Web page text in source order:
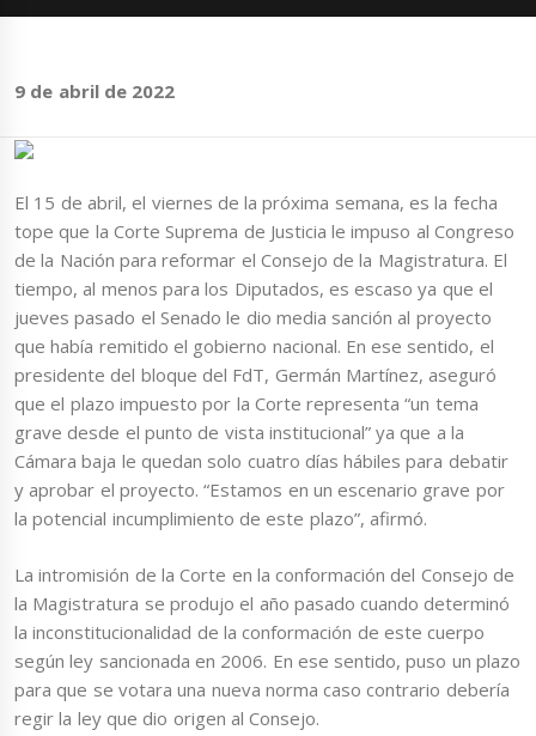
9 de abril de 2022
El 15 de abril, el viernes de la próxima semana, es la fecha
tope que la Corte Suprema de Justicia le impuso al Congreso
de la Nación para reformar el Consejo de la Magistratura. El
tiempo, al menos para los Diputados, es escaso ya que el
jueves pasado el Senado le dio media sanción al proyecto
que había remitido el gobierno nacional. En ese sentido, el
presidente del bloque del FdT, Germán Martínez, aseguró
que el plazo impuesto por la Corte representa “un tema
grave desde el punto de vista institucional” ya que a la
Cámara baja le quedan solo cuatro días hábiles para debatir
y aprobar el proyecto. “Estamos en un escenario grave por
la potencial incumplimiento de este plazo”, afirmó.
La intromisión de la Corte en la conformación del Consejo de
la Magistratura se produjo el año pasado cuando determinó
la inconstitucionalidad de la conformación de este cuerpo
según ley sancionada en 2006. En ese sentido, puso un plazo
para que se votara una nueva norma caso contrario debería
regir la ley que dio origen al Consejo.